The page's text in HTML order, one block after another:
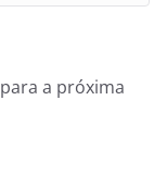
a próxima